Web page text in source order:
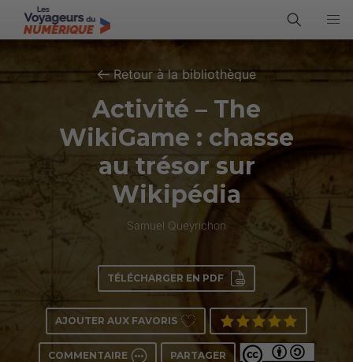
Retour à la bibliothèque
Activité – The
WikiGame : chasse
au trésor sur
Wikipédia
Samuel Queyrichon
TÉLÉCHARGER EN PDF
AJOUTER AUX FAVORIS
COMMENTAIRE PARTAGER